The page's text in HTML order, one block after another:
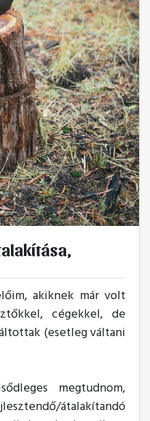
akiknek már volt
cégekkel, de
(esetleg váltani
megtudnom,
átalakítandó